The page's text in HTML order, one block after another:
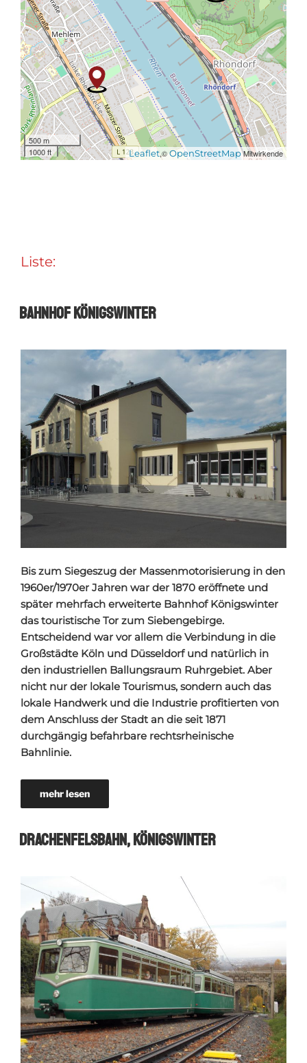
500 m
1000 ft
Leaflet,©OpenStreetMapMitwirkende
Liste:
Bahnhof Königswinter
Bis zum Siegeszug der Massenmotorisierung in den
1960er/1970er Jahren war der 1870 eröffnete und
später mehrfach erweiterte Bahnhof Königswinter
das touristische Tor zum Siebengebirge.
Entscheidend war vor allem die Verbindung in die
Großstädte Köln und Düsseldorf und natürlich in
den industriellen Ballungsraum Ruhrgebiet. Aber
nicht nur der lokale Tourismus, sondern auch das
lokale Handwerk und die Industrie profitierten von
dem Anschluss der Stadt an die seit 1871
durchgängig befahrbare rechtsrheinische
Bahnlinie.
mehr lesen
Drachenfelsbahn, Königswinter